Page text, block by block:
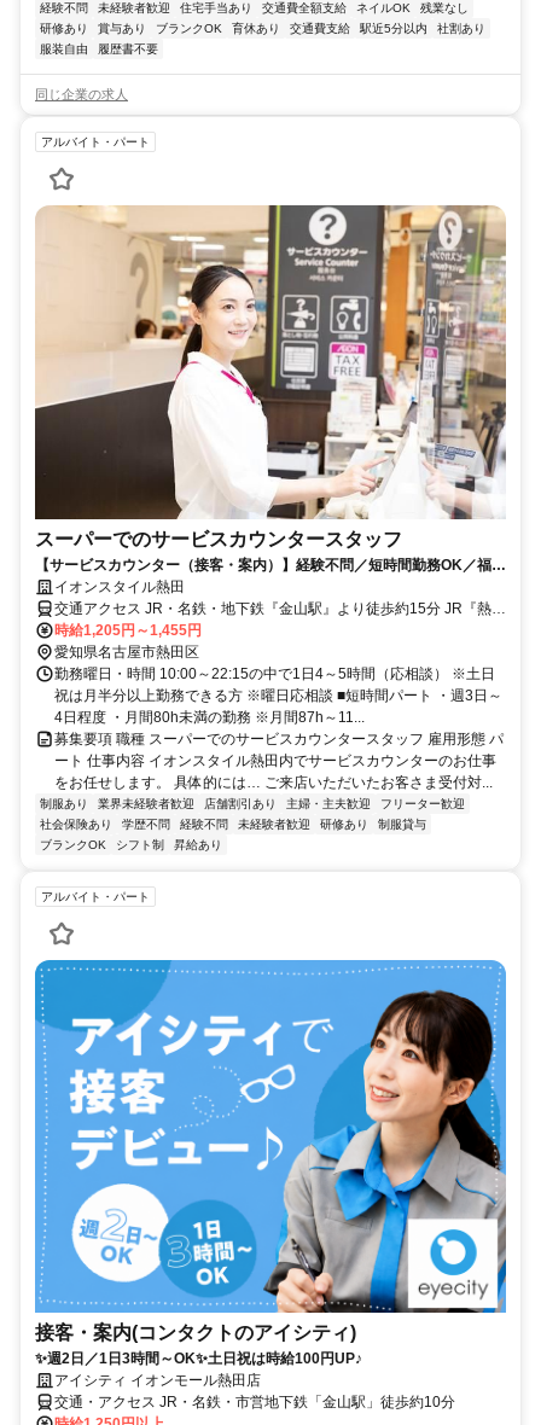
経験不問
未経験者歓迎 住宅手当あり 交通費全額支給 ネイルOK
残業なし
研修あり
賞与あり ブランクOK 育休あり 交通費支給 駅近5分以内
社割あり
服装自由
履歴書不要
同じ企業の求人
アルバイト・パート
スーパーでのサービスカウンタースタッフ
【サービスカウンター（接客・案内）】経験不問／短時間勤務OK／福利
厚生◎
イオンスタイル熱田
交通アクセス JR・名鉄・地下鉄『金山駅』より徒歩約15分 JR『熱田
駅』より徒歩約13分 ☆マイカー通勤OK☆※規定有
時給1,205円～1,455円
愛知県名古屋市熱田区
勤務曜日・時間 10:00～22:15の中で1日4～5時間（応相談） ※土日
祝は月半分以上勤務できる方 ※曜日応相談 ■短時間パート ・週3日～
4日程度 ・月間80h未満の勤務 ※月間87h～11...
募集要項 職種 スーパーでのサービスカウンタースタッフ 雇用形態 パ
ート 仕事内容 イオンスタイル熱田内でサービスカウンターのお仕事
をお任せします。 具体的には… ご来店いただいたお客さま受付対...
制服あり 業界未経験者歓迎 店舗割引あり 主婦・主夫歓迎
フリーター歓迎
社会保険あり
学歴不問 経験不問 未経験者歓迎 研修あり
制服貸与
ブランクOK
シフト制 昇給あり
アルバイト・パート
接客・案内(コンタクトのアイシティ)
✨週2日／1日3時間～OK✨土日祝は時給100円UP♪
アイシティ イオンモール熱田店
交通・アクセス JR・名鉄・市営地下鉄「金山駅」徒歩約10分